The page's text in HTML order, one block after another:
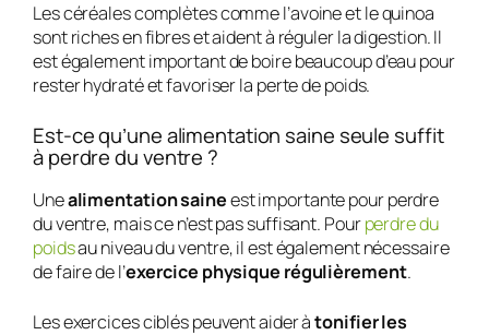
Les céréales complètes comme l’avoine et le quinoa
sont riches en fibres et aident à réguler la digestion. Il
est également important de boire beaucoup d’eau pour
rester hydraté et favoriser la perte de poids.
Est-ce qu’une alimentation saine seule suffit
à perdre du ventre ?
Unealimentation saineest importante pour perdre
du ventre, mais ce n’est pas suffisant. Pourperdre du
poidsau niveau du ventre, il est également nécessaire
de faire de l’exercice physique régulièrement.
Les exercices ciblés peuvent aider àtonifier les